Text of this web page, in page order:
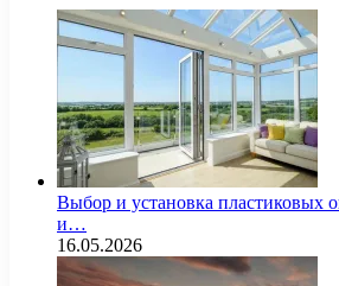
Выбор и установка пластиковых
и…
16.05.2026